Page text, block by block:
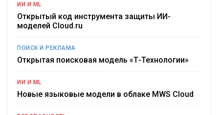
ИИ И ML
Открытый код инструмента защиты ИИ-
моделей Cloud.ru
ПОИСК И РЕКЛАМА
Открытая поисковая модель «Т-Технологии»
ИИ И ML
Новые языковые модели в облаке MWS Cloud